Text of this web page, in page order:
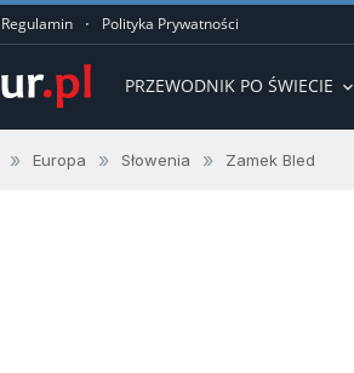
Regulamin · Polityka Prywatności
PRZEWODNIK PO ŚWIECIE expand_more
» Europa » Słowenia » Zamek Bled